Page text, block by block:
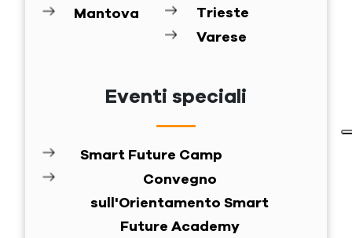
Mantova
Trieste
Varese
Eventi speciali
Smart Future Camp
Convegno
sull'Orientamento Smart
Future Academy